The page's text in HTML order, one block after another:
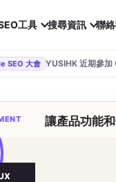
工具 搜尋資訊 聯
SEO 大會
讓產品功能